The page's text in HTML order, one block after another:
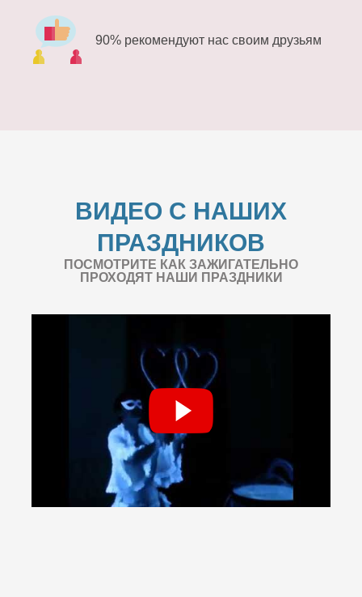
90% рекомендуют нас своим друзьям
ВИДЕО С НАШИХ
ПРАЗДНИКОВ
ПОСМОТРИТЕ КАК ЗАЖИГАТЕЛЬНО
ПРОХОДЯТ НАШИ ПРАЗДНИКИ